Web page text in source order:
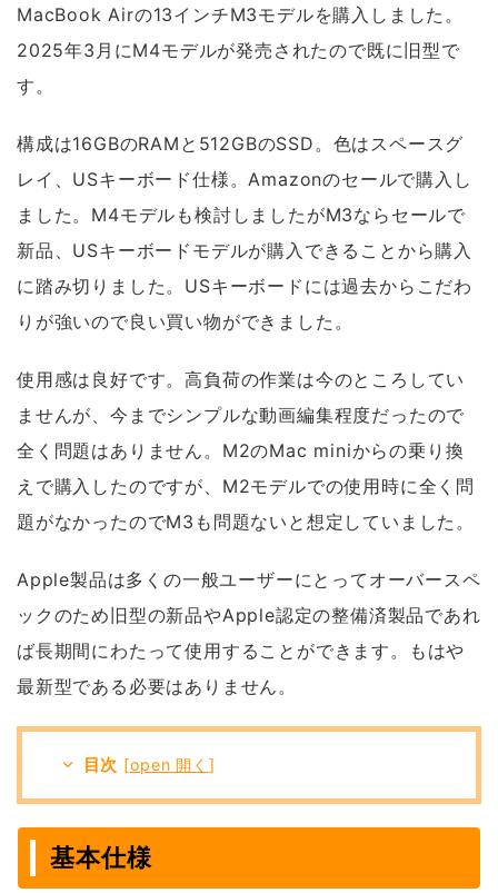
MacBook Airの13インチM3モデルを購入しました。
2025年3月にM4モデルが発売されたので既に旧型で
す。
構成は16GBのRAMと512GBのSSD。色はスペースグ
レイ、USキーボード仕様。Amazonのセールで購入し
ました。M4モデルも検討しましたがM3ならセールで
新品、USキーボードモデルが購入できることから購入
に踏み切りました。USキーボードには過去からこだわ
りが強いので良い買い物ができました。
使用感は良好です。高負荷の作業は今のところしてい
ませんが、今までシンプルな動画編集程度だったので
全く問題はありません。M2のMac miniからの乗り換
えで購入したのですが、M2モデルでの使用時に全く問
題がなかったのでM3も問題ないと想定していました。
Apple製品は多くの一般ユーザーにとってオーバースペ
ックのため旧型の新品やApple認定の整備済製品であれ
ば長期間にわたって使用することができます。もはや
最新型である必要はありません。
目次 [open 開く ]
基本仕様